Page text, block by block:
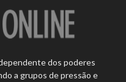
dos poderes
a grupos de pressão e